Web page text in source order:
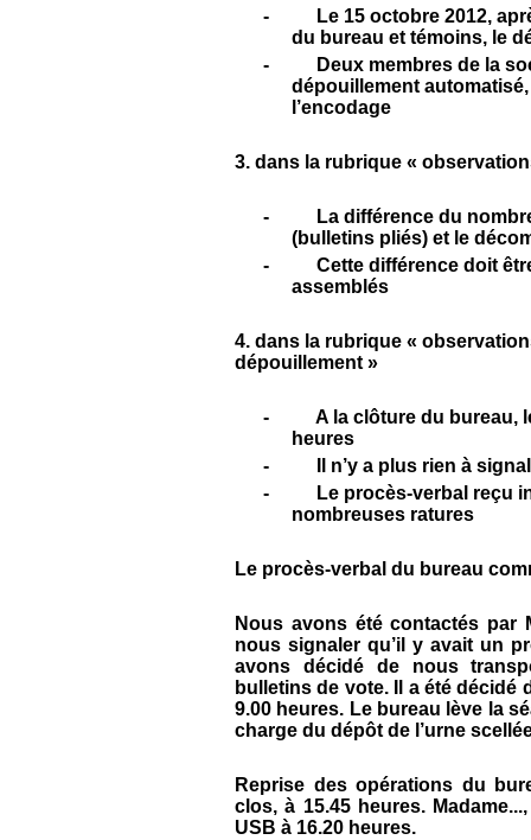
-
Le 15 octobre 2012,
du bureau et témoins, le
-
Deux membres de la
dépouillement
l’encodage
3. dans la rubrique «
-
La différence du
(bulletins pliés) et le
-
Cette différence doit
assemblés
4. dans la rubrique «
dépouillement »
-
A la clôture du bureau,
heures
-
Il n’y a plus rien à
-
Le procès-verbal reçu
nombreuses ratures
Le procès-verbal du bureau
Nous avons été contactés par
nous signaler qu’il y avait un
avons décidé de nous
bulletins de vote. Il a été décidé
9.00 heures. Le bureau lève la
charge du dépôt de l’urne
Reprise des opérations du
clos, à 15.45 heures.
USB à 16.20 heures.